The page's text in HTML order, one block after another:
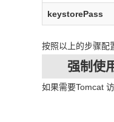
keystorePass
按照以上的步骤配
强制使
如果需要Tomcat